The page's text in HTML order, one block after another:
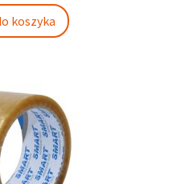
koszyka